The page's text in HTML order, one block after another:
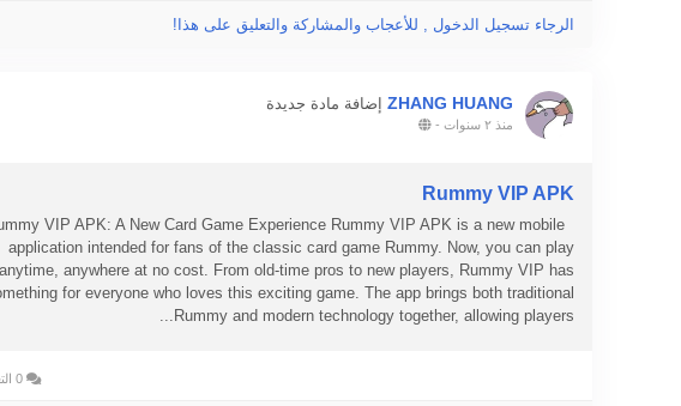
الرجاء تسجيل الدخول , للأعجاب والمشاركة والتعليق على هذا!
ZHANG HUANG إضافة مادة جديدة
منذ ٢ سنوات -
Rummy VIP APK
VIP APK: A New Card Game Experience Rummy VIP APK is a new mobile
application intended for fans of the classic card game Rummy. Now, you can play
anytime, anywhere at no cost. From old-time pros to new players, Rummy VIP has
for everyone who loves this exciting game. The app brings both traditional
Rummy and modern technology together, allowing players...